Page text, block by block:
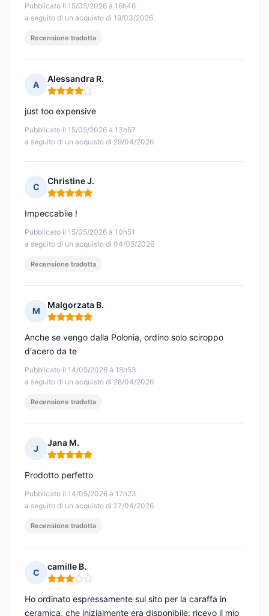
Pubblicato il 15/05/2026 à 16h46
a seguito di un acquisto di 19/03/2026
Recensione tradotta
A
Alessandra R.
Nota: 4 su 5
Pubblicato il 15/05/2026 à 13h57
a seguito di un acquisto di 29/04/2026
just too expensive
C
Christine J.
Nota: 5 su 5
Pubblicato il 15/05/2026 à 10h51
a seguito di un acquisto di 04/05/2026
Impeccabile !
Recensione tradotta
M
Malgorzata B.
Nota: 5 su 5
Pubblicato il 14/05/2026 à 18h53
a seguito di un acquisto di 28/04/2026
Anche se vengo dalla Polonia, ordino solo sciroppo
d'acero da te
Recensione tradotta
J
Jana M.
Nota: 5 su 5
Pubblicato il 14/05/2026 à 17h23
a seguito di un acquisto di 27/04/2026
Prodotto perfetto
Recensione tradotta
C
camille B.
Nota: 3 su 5
Ho ordinato espressamente sul sito per la caraffa in
ceramica, che inizialmente era disponibile: ricevo il mio